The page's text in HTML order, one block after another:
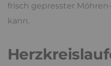
frisch gepresster
kann.